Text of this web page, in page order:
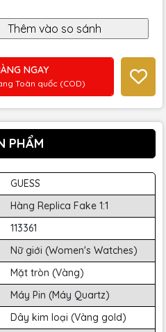
NGAY
Toàn quốc (COD)
PHẨM
GUESS
Hàng Replica Fake 1:1
113361
Nữ giới (Women's Watches)
Mặt tròn (Vàng)
Máy Pin (Máy Quartz)
Dây kim loại (Vàng gold)